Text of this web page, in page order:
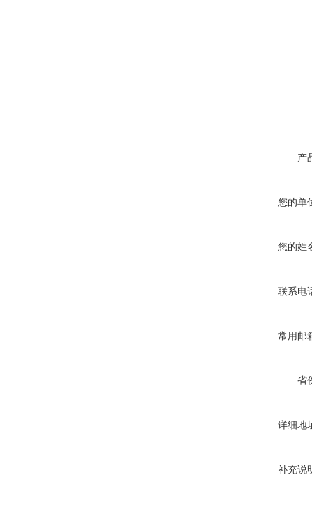
产
您的单
您的姓
联系电
常用邮
省
详细地
补充说